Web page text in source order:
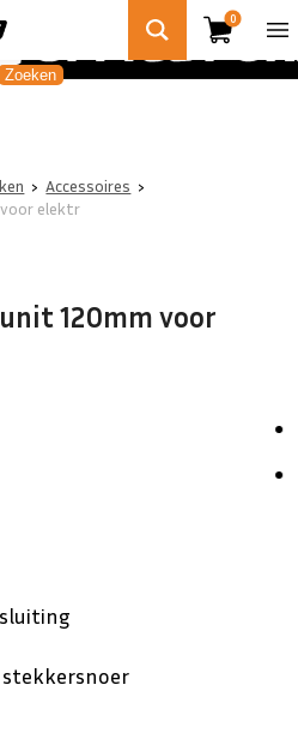
0
› Accessoires ›
voor elektr
120mm voor
stekkersnoer